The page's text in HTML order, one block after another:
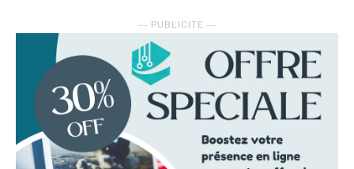
― PUBLICITE ―